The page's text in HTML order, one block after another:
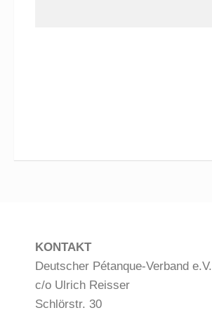
KONTAKT
Deutscher Pétanque-Verband e.V.
c/o Ulrich Reisser
Schlörstr. 30